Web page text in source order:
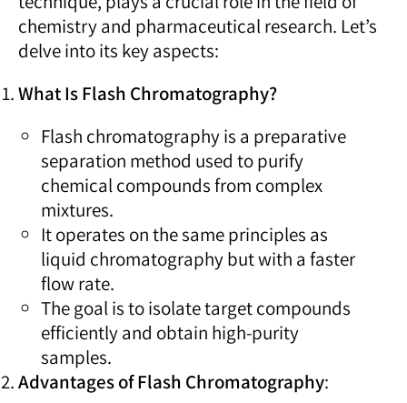
chemistry and pharmaceutical research. Let’s
delve into its key aspects:
What Is Flash Chromatography?
Flash chromatography is a preparative
separation method used to purify
chemical compounds from complex
mixtures.
It operates on the same principles as
liquid chromatography but with a faster
flow rate.
The goal is to isolate target compounds
efficiently and obtain high-purity
samples.
Advantages of Flash Chromatography: